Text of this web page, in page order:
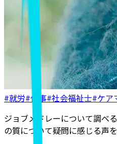
#就労#仕事#社会福祉士#ケア
ジョブメドレーについて調べ
の質について疑問に感じる声